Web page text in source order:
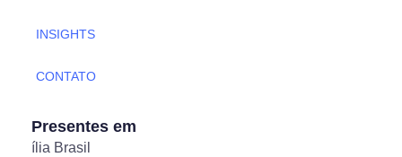
INSIGHTS
CONTATO
Presentes em
ília Brasil